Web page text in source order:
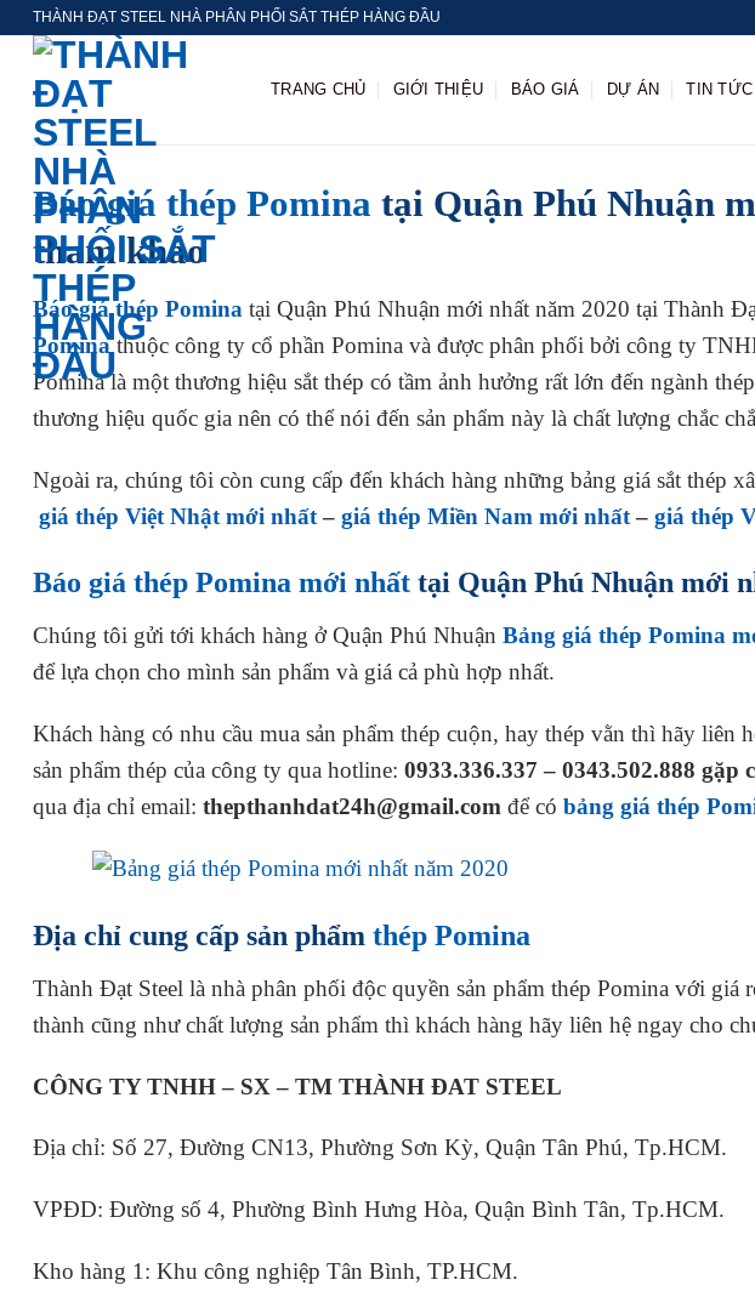
Chuyển
dung
THÀNH ĐẠT STEEL NHÀ PHÂN PHỐI SẮT THÉP HÀNG ĐẦU
TRANG CHỦ GIỚI THIỆU BÁO GIÁ DỰ ÁN TIN TỨC
Báo giá thép Pomina tại Quận Phú Nhuận
tham khảo
Báo giá thép Pomina tại Quận Phú Nhuận mới nhất năm 2020 tại Thành
Pominathuộc công ty cổ phần Pomina và được phân phối bởi công ty
Pomina là một thương hiệu sắt thép có tầm ảnh hưởng rất lớn đến ngành
thương hiệu quốc gia nên có thể nói đến sản phẩm này là chất lượng chắc
Ngoài ra, chúng tôi còn cung cấp đến khách hàng những bảng giá sắt thép
giá thép Việt Nhật mới nhất– giá thép Miền Nam mới nhất– giá thép
Báo giá thép Pomina mới nhất tại Quận Phú Nhuận mới
Chúng tôi gửi tới khách hàng ở Quận Phú Nhuận Bảng giá thép Pomina
để lựa chọn cho mình sản phẩm và giá cả phù hợp nhất.
Khách hàng có nhu cầu mua sản phẩm thép cuộn, hay thép vằn thì hãy liên
sản phẩm thép của công ty qua hotline: 0933.336.337 – 0343.502.888 gặp
qua địa chỉ email: thepthanhdat24h@gmail.com để có bảng giá thép
Địa chỉ cung cấp sản phẩm thép Pomina
Thành Đạt Steel là nhà phân phối độc quyền sản phẩm thép Pomina với giá
thành cũng như chất lượng sản phẩm thì khách hàng hãy liên hệ ngay cho
CÔNG TY TNHH – SX – TM THÀNH ĐAT STEEL
Địa chỉ: Số 27, Đường CN13, Phường Sơn Kỳ, Quận Tân Phú, Tp.HCM.
VPĐD: Đường số 4, Phường Bình Hưng Hòa, Quận Bình Tân, Tp.HCM.
Kho hàng 1: Khu công nghiệp Tân Bình, TP.HCM.